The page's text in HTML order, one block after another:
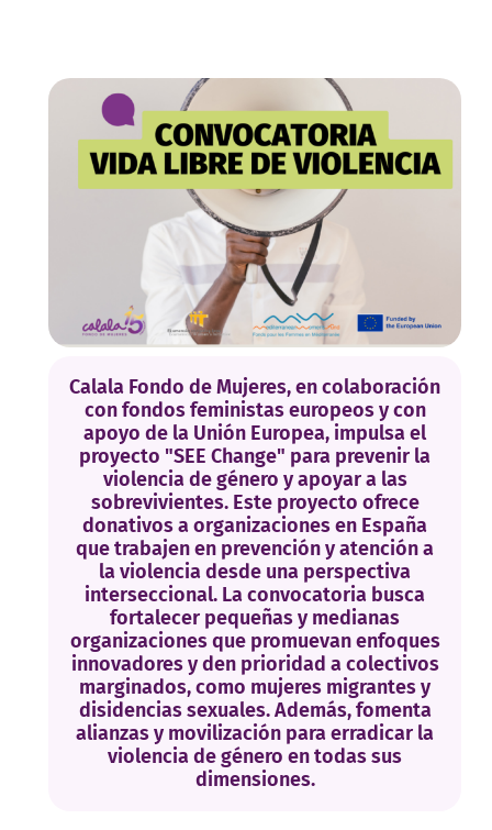
Calala Fondo de Mujeres, en colaboración
con fondos feministas europeos y con
apoyo de la Unión Europea, impulsa el
proyecto "SEE Change" para prevenir la
violencia de género y apoyar a las
sobrevivientes. Este proyecto ofrece
donativos a organizaciones en España
que trabajen en prevención y atención a
la violencia desde una perspectiva
interseccional. La convocatoria busca
fortalecer pequeñas y medianas
organizaciones que promuevan enfoques
innovadores y den prioridad a colectivos
marginados, como mujeres migrantes y
disidencias sexuales. Además, fomenta
alianzas y movilización para erradicar la
violencia de género en todas sus
dimensiones.